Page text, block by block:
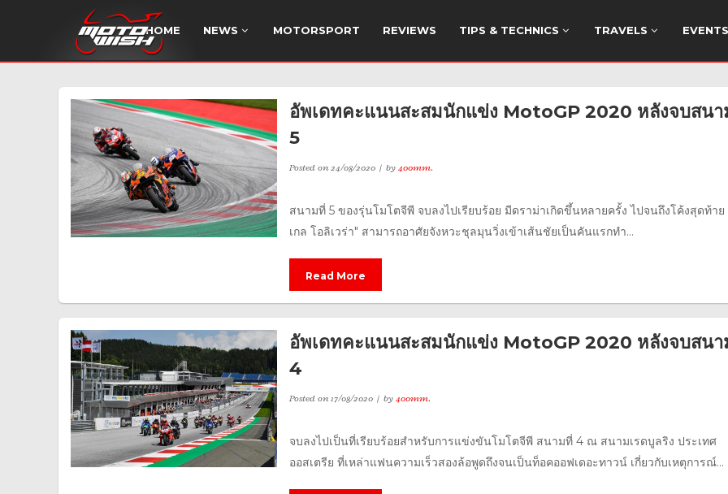
HOME NEWS MOTORSPORT REVIEWS TIPS & TECHNICS TRAVELS EVENTS
อัพเดทคะแนนสะสมนักแข่ง MotoGP 2020 หลังจบสน
5
Posted on24/08/2020 by400mm.
สนามที่ 5 ของรุ่นโมโตจีพี จบลงไปเรียบร้อย มีดราม่าเกิดขึ้นหลายครั้ง ไปจนถึงโค้งสุดท้า
เกล โอลิเวร่า" สามารถอาศัยจังหวะชุลมุนวิ่งเข้าเส้นชัยเป็นคันแรกทำ...
Read More
อัพเดทคะแนนสะสมนักแข่ง MotoGP 2020 หลังจบสน
4
Posted on17/08/2020 by400mm.
จบลงไปเป็นที่เรียบร้อยสำหรับการแข่งขันโมโตจีพี สนามที่ 4 ณ สนามเรดบูลริง ประเทศ
ออสเตรีย ที่เหล่าแฟนความเร็วสองล้อพูดถึงจนเป็นท็อคออฟเดอะทาวน์ เกี่ยวกับเหตุการณ์...